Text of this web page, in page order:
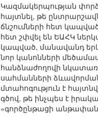
Կազմակերպության
հայտնել, թե
ճնշումների հետ
հետ շփվել են ԵԱՀԿ
կապված, մանավանդ
նոր կանոնների
հանձնաժողովի
սահմանների
մտահոգություն է
գծով, թե ինչպես է
«գործընթացի